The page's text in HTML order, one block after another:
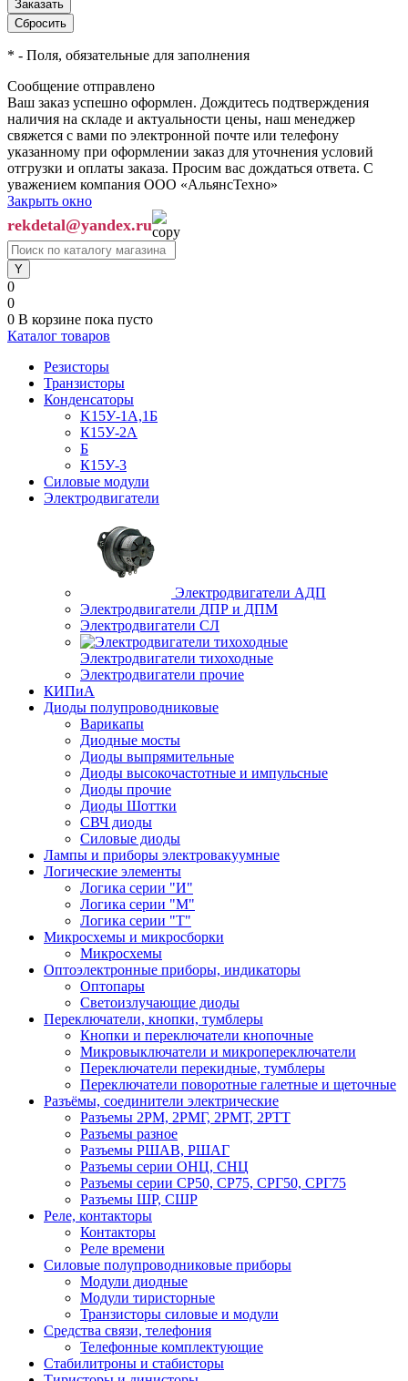
* - Поля, обязательные для заполнения
Сообщение отправлено
Ваш заказ успешно оформлен. Дождитесь подтверждения
наличия на складе и актуальности цены, наш менеджер
свяжется с вами по электронной почте или телефону
указанному при оформлении заказ для уточнения условий
отгрузки и оплаты заказа. Просим вас дождаться ответа. С
уважением компания ООО «АльянсТехно»
Закрыть окно
rekdetal@yandex.ru
0
0
0 В корзине пока пусто
Каталог товаров
Резисторы
Транзисторы
Конденсаторы
K15У-1А,1Б
К15У-2А
Б
К15У-3
Силовые модули
Электродвигатели
Электродвигатели АДП
Электродвигатели ДПР и ДПМ
Электродвигатели СЛ
Электродвигатели тихоходные
Электродвигатели прочие
КИПиА
Диоды полупроводниковые
Варикапы
Диодные мосты
Диоды выпрямительные
Диоды высокочастотные и импульсные
Диоды прочие
Диоды Шоттки
СВЧ диоды
Силовые диоды
Лампы и приборы электровакуумные
Логические элементы
Логика серии "И"
Логика серии "М"
Логика серии "Т"
Микросхемы и микросборки
Микросхемы
Оптоэлектронные приборы, индикаторы
Оптопары
Светоизлучающие диоды
Переключатели, кнопки, тумблеры
Кнопки и переключатели кнопочные
Микровыключатели и микропереключатели
Переключатели перекидные, тумблеры
Переключатели поворотные галетные и щеточные
Разъёмы, соединители электрические
Разъемы 2РМ, 2РМГ, 2РМТ, 2РТТ
Разъемы разное
Разъемы РШАВ, РШАГ
Разъемы серии ОНЦ, СНЦ
Разъемы серии СР50, СР75, СРГ50, СРГ75
Разъемы ШР, СШР
Реле, контакторы
Контакторы
Реле времени
Силовые полупроводниковые приборы
Модули диодные
Модули тиристорные
Транзисторы силовые и модули
Средства связи, телефония
Телефонные комплектующие
Стабилитроны и стабисторы